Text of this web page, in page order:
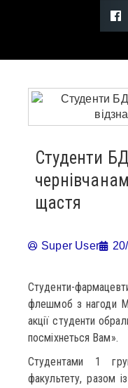
Студенти
щастя
Super User
Студенти-
флешмоб з нагоди
акції студенти
посміхнеться Вам».
Студентами 1
факультету, разом